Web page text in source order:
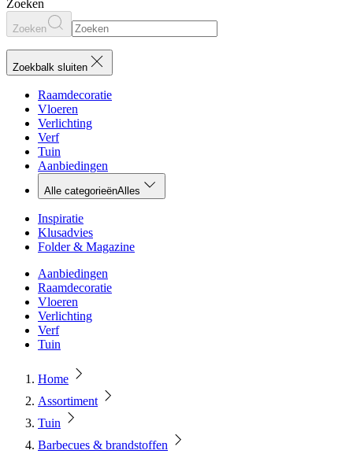
Zoeken
Zoeken
Zoekbalk sluiten
Raamdecoratie
Vloeren
Verlichting
Verf
Tuin
Aanbiedingen
Alle categorieënAlles
Inspiratie
Klusadvies
Folder & Magazine
Aanbiedingen
Raamdecoratie
Vloeren
Verlichting
Verf
Tuin
Home
Assortiment
Tuin
Barbecues & brandstoffen